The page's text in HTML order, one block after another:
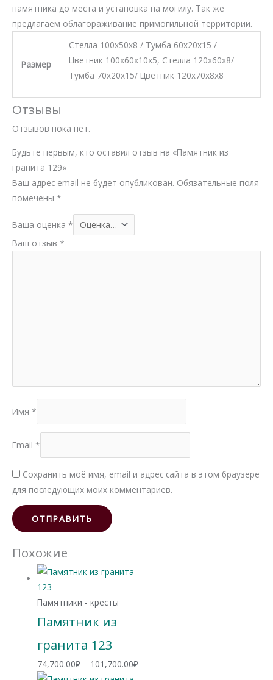
памятника до места и установка на могилу. Так же
предлагаем облагораживание примогильной территории.
Размер
Стелла 100х50х8 / Тумба 60х20х15 /
Цветник 100х60х10х5, Стелла 120х60х8/
Тумба 70х20х15/ Цветник 120х70х8х8
Отзывы
Отзывов пока нет.
Будьте первым, кто оставил отзыв на «Памятник из
гранита 129»
Ваш адрес email не будет опубликован. Обязательные поля
помечены *
Ваша оценка *
Ваш отзыв *
Имя *
Email *
Сохранить моё имя, email и адрес сайта в этом браузере
для последующих моих комментариев.
Похожие
Памятники - кресты
Памятник из
гранита 123
74,700.00₽ – 101,700.00₽Диапазон